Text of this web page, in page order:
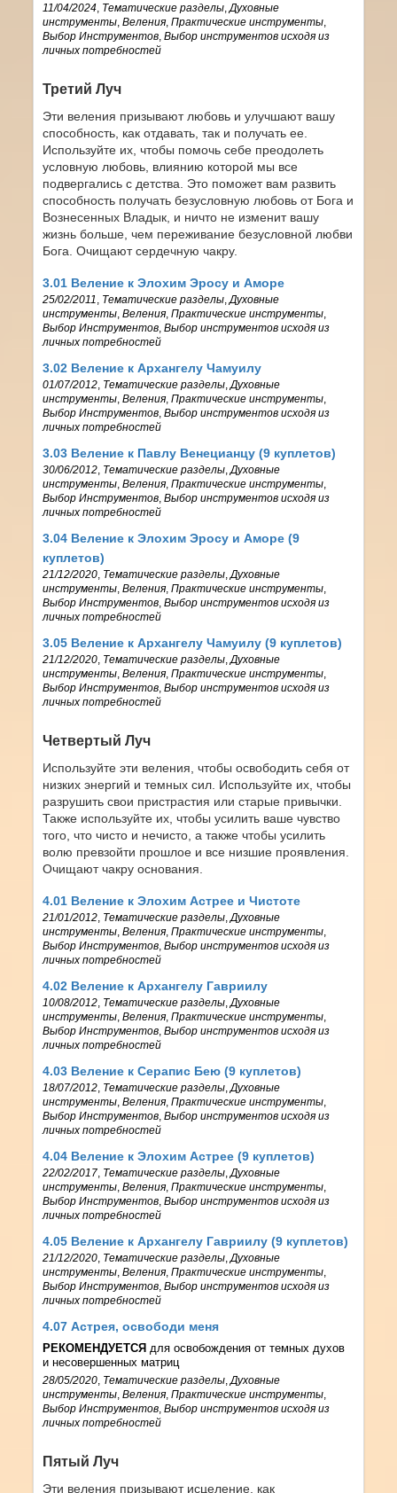
11/04/2024, Тематические разделы,Духовные
инструменты,Веления,Практические инструменты,
Выбор Инструментов,Выбор инструментов исходя из
личных потребностей
Третий Луч
Эти веления призывают любовь и улучшают вашу
способность, как отдавать, так и получать ее.
Используйте их, чтобы помочь себе преодолеть
условную любовь, влиянию которой мы все
подвергались с детства. Это поможет вам развить
способность получать безусловную любовь от Бога и
Вознесенных Владык, и ничто не изменит вашу
жизнь больше, чем переживание безусловной любви
Бога. Очищают сердечную чакру.
3.01 Веление к Элохим Эросу и Аморе
25/02/2011, Тематические разделы,Духовные
инструменты,Веления,Практические инструменты,
Выбор Инструментов,Выбор инструментов исходя из
личных потребностей
3.02 Веление к Архангелу Чамуилу
01/07/2012, Тематические разделы,Духовные
инструменты,Веления,Практические инструменты,
Выбор Инструментов,Выбор инструментов исходя из
личных потребностей
3.03 Веление к Павлу Венецианцу (9 куплетов)
30/06/2012, Тематические разделы,Духовные
инструменты,Веления,Практические инструменты,
Выбор Инструментов,Выбор инструментов исходя из
личных потребностей
3.04 Веление к Элохим Эросу и Аморе (9
куплетов)
21/12/2020, Тематические разделы,Духовные
инструменты,Веления,Практические инструменты,
Выбор Инструментов,Выбор инструментов исходя из
личных потребностей
3.05 Веление к Архангелу Чамуилу (9 куплетов)
21/12/2020, Тематические разделы,Духовные
инструменты,Веления,Практические инструменты,
Выбор Инструментов,Выбор инструментов исходя из
личных потребностей
Четвертый Луч
Используйте эти веления, чтобы освободить себя от
низких энергий и темных сил. Используйте их, чтобы
разрушить свои пристрастия или старые привычки.
Также используйте их, чтобы усилить ваше чувство
того, что чисто и нечисто, а также чтобы усилить
волю превзойти прошлое и все низшие проявления.
Очищают чакру основания.
4.01 Веление к Элохим Астрее и Чистоте
21/01/2012, Тематические разделы,Духовные
инструменты,Веления,Практические инструменты,
Выбор Инструментов,Выбор инструментов исходя из
личных потребностей
4.02 Веление к Архангелу Гавриилу
10/08/2012, Тематические разделы,Духовные
инструменты,Веления,Практические инструменты,
Выбор Инструментов,Выбор инструментов исходя из
личных потребностей
4.03 Веление к Серапис Бею (9 куплетов)
18/07/2012, Тематические разделы,Духовные
инструменты,Веления,Практические инструменты,
Выбор Инструментов,Выбор инструментов исходя из
личных потребностей
4.04 Веление к Элохим Астрее (9 куплетов)
22/02/2017, Тематические разделы,Духовные
инструменты,Веления,Практические инструменты,
Выбор Инструментов,Выбор инструментов исходя из
личных потребностей
4.05 Веление к Архангелу Гавриилу (9 куплетов)
21/12/2020, Тематические разделы,Духовные
инструменты,Веления,Практические инструменты,
Выбор Инструментов,Выбор инструментов исходя из
личных потребностей
4.07 Астрея, освободи меня
РЕКОМЕНДУЕТСЯ для освобождения от темных духов
и несовершенных матриц
28/05/2020, Тематические разделы,Духовные
инструменты,Веления,Практические инструменты,
Выбор Инструментов,Выбор инструментов исходя из
личных потребностей
Пятый Луч
Эти веления призывают исцеление, как